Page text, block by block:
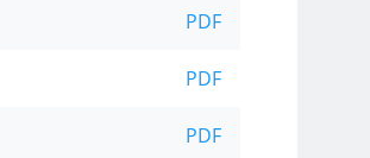
PDF
PDF
PDF